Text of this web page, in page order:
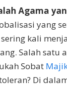
Agama
yang
kali
Salah satu
Sobat
Di